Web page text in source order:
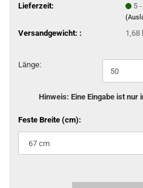
Lieferzeit:
5
Versandgewicht: : 1,68
Länge:
Hinweis: Eine Eingabe ist
Feste Breite (cm):